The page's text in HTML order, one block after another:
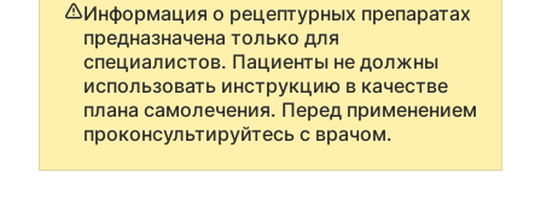
Информация о рецептурных препаратах
предназначена только для
специалистов. Пациенты не должны
использовать инструкцию в качестве
плана самолечения. Перед применением
проконсультируйтесь с врачом.